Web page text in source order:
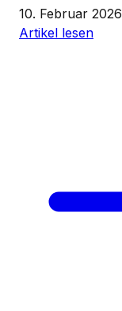
10. Februar 2026
Artikel lesen